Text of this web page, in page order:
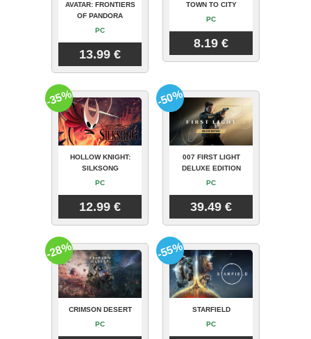
AVATAR: FRONTIERS
OF PANDORA
PC
13.99 €
TOWN TO CITY
PC
8.19 €
HOLLOW KNIGHT:
SILKSONG
PC
12.99 €
-35%
007 FIRST LIGHT
DELUXE EDITION
PC
39.49 €
-50%
CRIMSON DESERT
PC
-28%
STARFIELD
PC
-55%